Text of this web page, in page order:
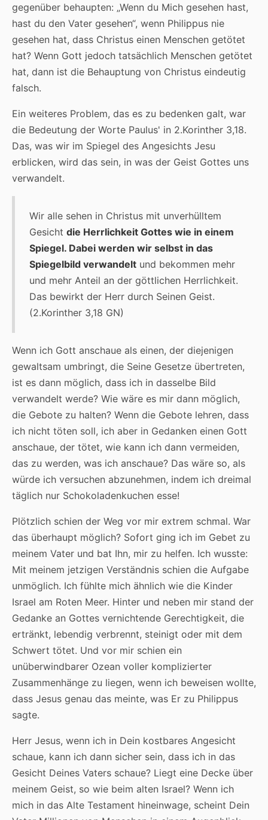
gegenüber behaupten: „Wenn du Mich gesehen hast,
hast du den Vater gesehen“, wenn Philippus nie
gesehen hat, dass Christus einen Menschen getötet
hat? Wenn Gott jedoch tatsächlich Menschen getötet
hat, dann ist die Behauptung von Christus eindeutig
falsch.
Ein weiteres Problem, das es zu bedenken galt, war
die Bedeutung der Worte Paulus' in 2.Korinther 3,18.
Das, was wir im Spiegel des Angesichts Jesu
erblicken, wird das sein, in was der Geist Gottes uns
verwandelt.
Wir alle sehen in Christus mit unverhülltem
Gesicht die Herrlichkeit Gottes wie in einem
Spiegel. Dabei werden wir selbst in das
Spiegelbild verwandelt und bekommen mehr
und mehr Anteil an der göttlichen Herrlichkeit.
Das bewirkt der Herr durch Seinen Geist.
(2.Korinther 3,18 GN)
Wenn ich Gott anschaue als einen, der diejenigen
gewaltsam umbringt, die Seine Gesetze übertreten,
ist es dann möglich, dass ich in dasselbe Bild
verwandelt werde? Wie wäre es mir dann möglich,
die Gebote zu halten? Wenn die Gebote lehren, dass
ich nicht töten soll, ich aber in Gedanken einen Gott
anschaue, der tötet, wie kann ich dann vermeiden,
das zu werden, was ich anschaue? Das wäre so, als
würde ich versuchen abzunehmen, indem ich dreimal
täglich nur Schokoladenkuchen esse!
Plötzlich schien der Weg vor mir extrem schmal. War
das überhaupt möglich? Sofort ging ich im Gebet zu
meinem Vater und bat Ihn, mir zu helfen. Ich wusste:
Mit meinem jetzigen Verständnis schien die Aufgabe
unmöglich. Ich fühlte mich ähnlich wie die Kinder
Israel am Roten Meer. Hinter und neben mir stand der
Gedanke an Gottes vernichtende Gerechtigkeit, die
ertränkt, lebendig verbrennt, steinigt oder mit dem
Schwert tötet. Und vor mir schien ein
unüberwindbarer Ozean voller komplizierter
Zusammenhänge zu liegen, wenn ich beweisen wollte,
dass Jesus genau das meinte, was Er zu Philippus
sagte.
Herr Jesus, wenn ich in Dein kostbares Angesicht
schaue, kann ich dann sicher sein, dass ich in das
Gesicht Deines Vaters schaue? Liegt eine Decke über
meinem Geist, so wie beim alten Israel? Wenn ich
mich in das Alte Testament hineinwage, scheint Dein